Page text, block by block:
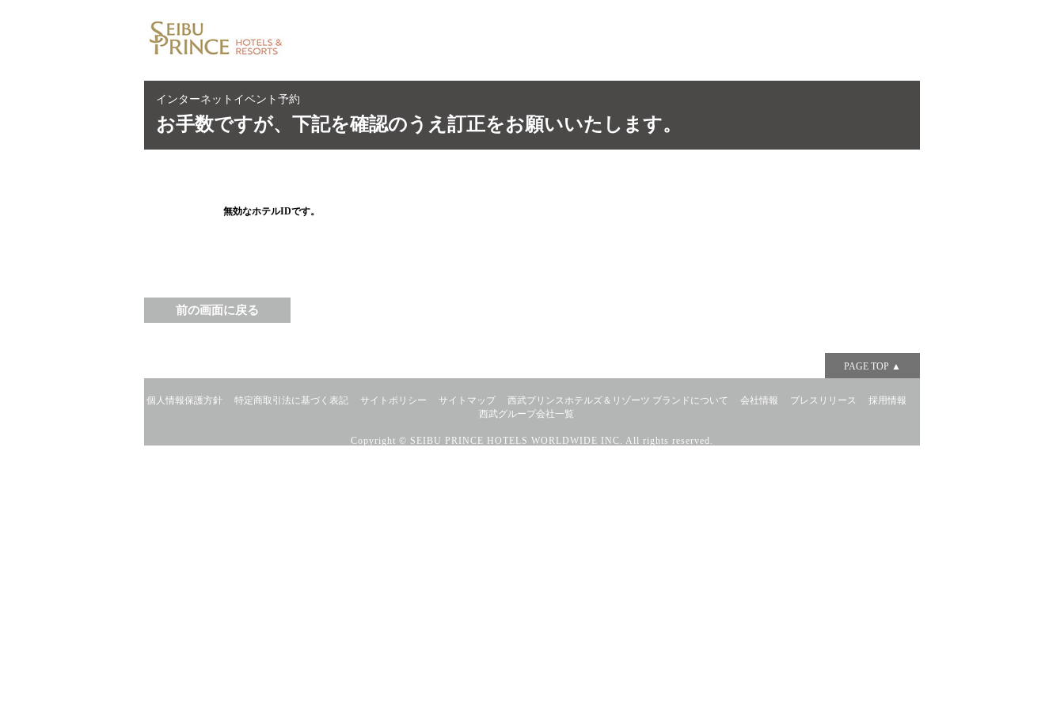
インターネットイベント予約
お手数ですが、下記を確認のうえ訂正をお願いいたします。
無効なホテルIDです。
個人情報保護方針 特定商取引法に基づく表記 サイトポリシー サイトマップ 西武プリンスホテルズ＆リゾーツ ブランドについて 会社情報 プレスリリース
採用情報
西武グループ会社一覧
Copyright © SEIBU PRINCE HOTELS WORLDWIDE INC. All rights reserved.
PAGE TOP ▲